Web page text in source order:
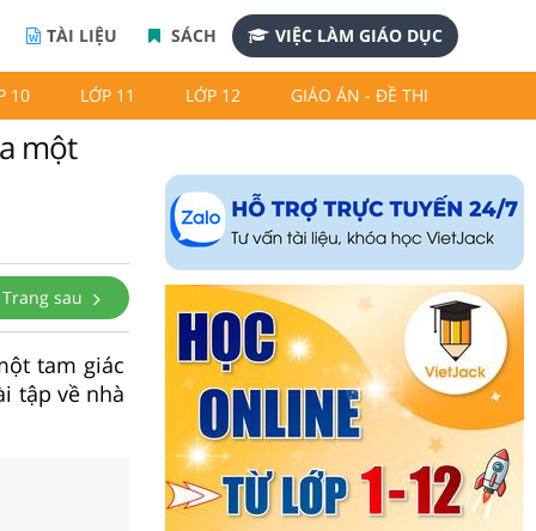
TÀI LIỆU SÁCH VIỆC LÀM GIÁO DỤC
10 LỚP 11 LỚP 12 GIÁO ÁN - ĐỀ THI
một
Trang sau
tam giác
tập về nhà